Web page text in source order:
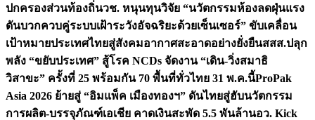
ปกครองส่วนท้องถิ่นวช. หนุนทุนวิจัย “นวัตกรรมห้องลดฝุ่นแรง
ดันบวกควบคู่ระบบเฝ้าระวังอัจฉริยะด้วยเซ็นเซอร์” ขับเคลื่อน
เป้าหมายประเทศไทยสู่สังคมอากาศสะอาดอย่างยั่งยืนสสส.ปลุก
พลัง “ขยับประเทศ” สู้โรค NCDs จัดงาน “เดิน-วิ่งสมาธิ
วิสาขะ” ครั้งที่ 25 พร้อมกัน 70 พื้นที่ทั่วไทย 31 พ.ค.นี้ProPak
Asia 2026 ย้ายสู่ “อิมแพ็ค เมืองทองฯ” ดันไทยสู่ฮับนวัตกรรม
การผลิต-บรรจุภัณฑ์เอเชีย คาดเงินสะพัด 5.5 พันล้านอว. Kick